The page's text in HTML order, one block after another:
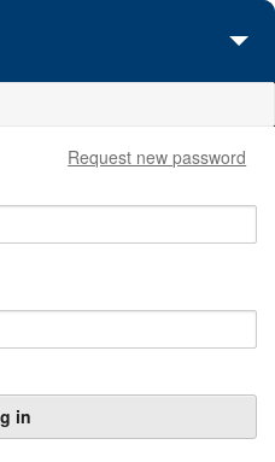
Request new password